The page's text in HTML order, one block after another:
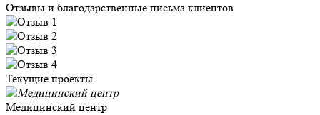
Отзывы и благодарственные письма клиентов
Текущие проекты
Медицинский центр